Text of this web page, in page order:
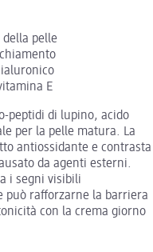
pelle
E
peptidi di lupino, acido
per la pelle matura. La
antiossidante e contrasta
da agenti esterni.
i segni visibili
può rafforzarne la barriera
con la crema giorno